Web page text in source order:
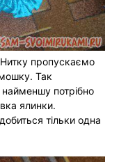
пропускаємо
Так
потрібно
ялинки.
тільки одна